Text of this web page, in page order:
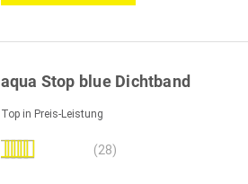
aqua Stop blue Dichtband
Top in Preis-Leistung
Bewertung: (28)